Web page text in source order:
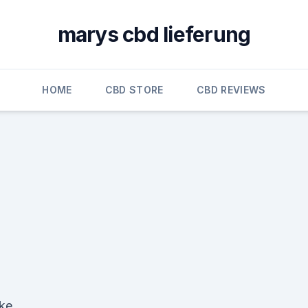
marys cbd lieferung
HOME CBD STORE CBD REVIEWS